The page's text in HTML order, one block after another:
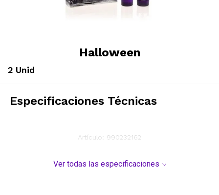
Halloween
2 Unid
Especificaciones Técnicas
Artículo: 990232162
Ver todas las especificaciones